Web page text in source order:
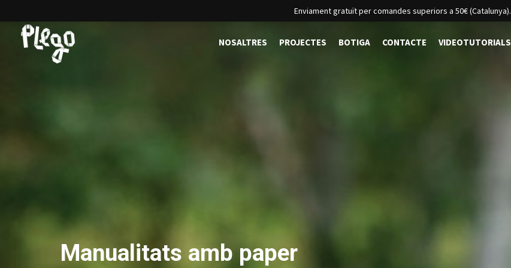
Enviament gratuït per comandes superiors a 50€ (Catalunya).
NOSALTRES PROJECTES BOTIGA CONTACTE VIDEOTUTORIALS
Manualitats amb paper